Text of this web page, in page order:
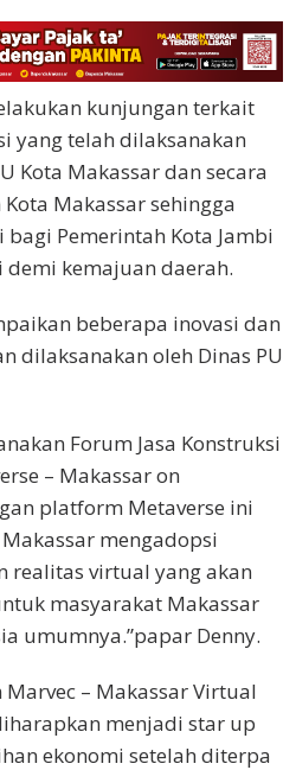
kunjungan terkait
yang telah dilaksanakan
Kota Makassar dan secara
Makassar sehingga
Pemerintah Kota Jambi
kemajuan daerah.
beberapa inovasi dan
dilaksanakan oleh Dinas PU
Forum Jasa Konstruksi
– Makassar on
platform Metaverse ini
mengadopsi
realitas virtual yang akan
masyarakat Makassar
umumnya.”papar Denny.
– Makassar Virtual
menjadi star up
ekonomi setelah diterpa